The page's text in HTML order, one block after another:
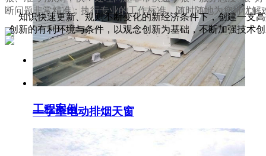
一字型电动排烟天窗
工程案例
断问题非常精准；执行专业的工作标准，随时随地为您排忧解
知识快速更新、规则不断变化的新经济条件下，创建一支
创新的有利环境与条件，以观念创新为基础，不断加强技术